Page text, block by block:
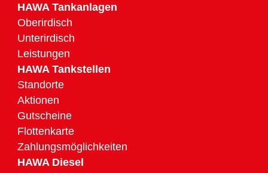
HAWA Tankanlagen
Oberirdisch
Unterirdisch
Leistungen
HAWA Tankstellen
Standorte
Aktionen
Gutscheine
Flottenkarte
Zahlungsmöglichkeiten
HAWA Diesel